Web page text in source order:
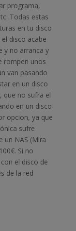
programa,
Todas estas
en tu disco
disco acabe
y no arranca y
rompen unos
van pasando
en un disco
que no sufra el
en un disco
opcion, ya que
sufre
un NAS (Mira
Si no
el disco de
de la red